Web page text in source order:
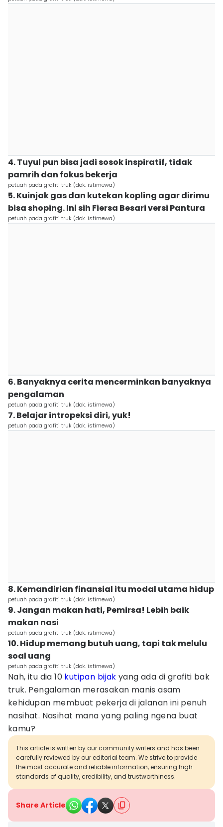
4. Tuyul pun bisa jadi sosok inspiratif, tidak
pamrih dan fokus bekerja
petuah pada grafiti truk (dok. istimewa)
5. Kuinjak gas dan kutekan kopling agar dirimu
bisa shoping. Ini sih Fiersa Besari versi Pantura
petuah pada grafiti truk (dok. istimewa)
6. Banyaknya cerita mencerminkan banyaknya
pengalaman
petuah pada grafiti truk (dok. istimewa)
7. Belajar intropeksi diri, yuk!
petuah pada grafiti truk (dok. istimewa)
8. Kemandirian finansial itu modal utama hidup
petuah pada grafiti truk (dok. istimewa)
9. Jangan makan hati, Pemirsa! Lebih baik
makan nasi
petuah pada grafiti truk (dok. istimewa)
10. Hidup memang butuh uang, tapi tak melulu
soal uang
petuah pada grafiti truk (dok. istimewa)
Nah, itu dia 10 kutipan bijak yang ada di grafiti bak
truk. Pengalaman merasakan manis asam
kehidupan membuat pekerja di jalanan ini penuh
nasihat. Nasihat mana yang paling ngena buat
kamu?
This article is written by our community writers and has been
carefully reviewed by our editorial team. We strive to provide
the most accurate and reliable information, ensuring high
standards of quality, credibility, and trustworthiness.
Share Article